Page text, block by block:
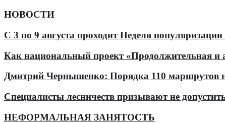
НОВОСТИ
С 3 по 9 августа проходит Неделя
Как национальный проект «Продолжительная и
Дмитрий Чернышенко: Порядка 110 маршрутов
Специалисты лесничеств призывают не
НЕФОРМАЛЬНАЯ ЗАНЯТОСТЬ